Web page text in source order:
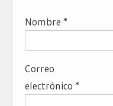
Nombre *
Correo
electrónico *